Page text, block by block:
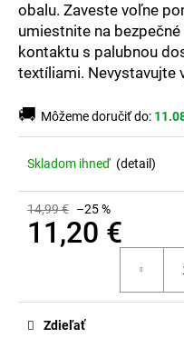
obalu. Zaveste voľne
umiestnite na
kontaktu s palubnou
textíliami. Nevystavujte
🚚 Môžeme doručiť do:
Skladom ihneď (detail)
14,99 € –25 %
11,20 €
Zdieľať